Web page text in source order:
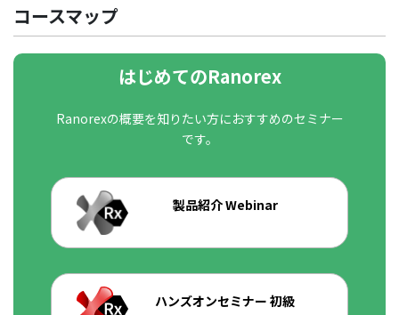
コースマップ
はじめてのRanorex
Ranorexの概要を知りたい方におすすめのセミナー
です。
製品紹介 Webinar
ハンズオンセミナー 初級